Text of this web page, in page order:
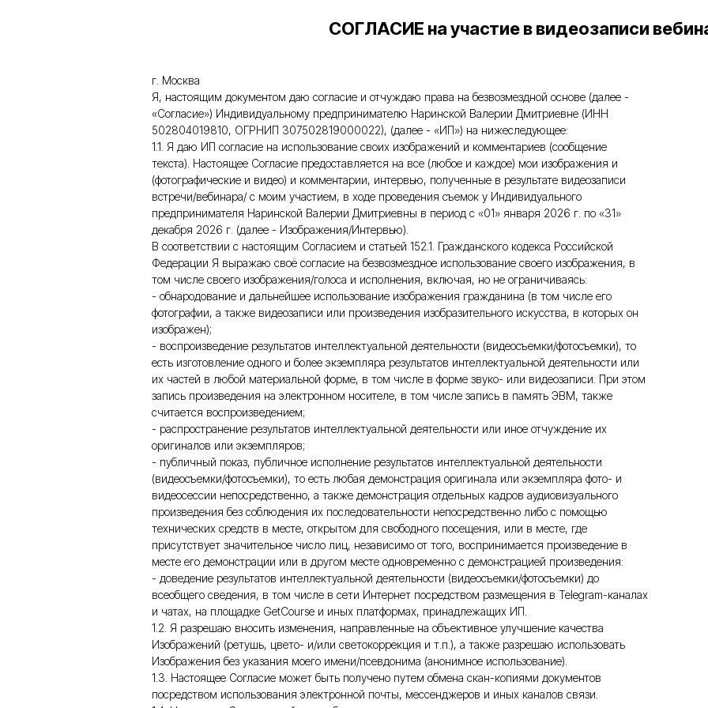
СОГЛАСИЕ на участие в видеозаписи
г. Москва
Я, настоящим документом даю согласие и отчуждаю права на безвозмездной основе (далее -
«Согласие») Индивидуальному предпринимателю Наринской Валерии Дмитриевне (ИНН
502804019810, ОГРНИП 307502819000022), (далее - «ИП») на нижеследующее:
1.1. Я даю ИП согласие на использование своих изображений и комментариев (сообщение
текста). Настоящее Согласие предоставляется на все (любое и каждое) мои изображения и
(фотографические и видео) и комментарии, интервью, полученные в результате видеозаписи
встречи/вебинара/ с моим участием, в ходе проведения съемок у Индивидуального
предпринимателя Наринской Валерии Дмитриевны в период с «01» января 2026 г. по «31»
декабря 2026 г. (далее - Изображения/Интервью).
В соответствии с настоящим Согласием и статьей 152.1. Гражданского кодекса Российской
Федерации Я выражаю своё согласие на безвозмездное использование своего изображения, в
том числе своего изображения/голоса и исполнения, включая, но не ограничиваясь:
- обнародование и дальнейшее использование изображения гражданина (в том числе его
фотографии, а также видеозаписи или произведения изобразительного искусства, в которых он
изображен);
- воспроизведение результатов интеллектуальной деятельности (видеосъемки/фотосъемки), то
есть изготовление одного и более экземпляра результатов интеллектуальной деятельности или
их частей в любой материальной форме, в том числе в форме звуко- или видеозаписи. При этом
запись произведения на электронном носителе, в том числе запись в память ЭВМ, также
считается воспроизведением;
- распространение результатов интеллектуальной деятельности или иное отчуждение их
оригиналов или экземпляров;
- публичный показ, публичное исполнение результатов интеллектуальной деятельности
(видеосъемки/фотосъемки), то есть любая демонстрация оригинала или экземпляра фото- и
видеосессии непосредственно, а также демонстрация отдельных кадров аудиовизуального
произведения без соблюдения их последовательности непосредственно либо с помощью
технических средств в месте, открытом для свободного посещения, или в месте, где
присутствует значительное число лиц, независимо от того, воспринимается произведение в
месте его демонстрации или в другом месте одновременно с демонстрацией произведения:
- доведение результатов интеллектуальной деятельности (видеосъемки/фотосъемки) до
всеобщего сведения, в том числе в сети Интернет посредством размещения в Telegram-каналах
и чатах, на площадке GetCourse и иных платформах, принадлежащих ИП.
1.2. Я разрешаю вносить изменения, направленные на объективное улучшение качества
Изображений (ретушь, цвето- и/или светокоррекция и т.п.), а также разрешаю использовать
Изображения без указания моего имени/псевдонима (анонимное использование).
1.3. Настоящее Согласие может быть получено путем обмена скан-копиями документов
посредством использования электронной почты, мессенджеров и иных каналов связи.